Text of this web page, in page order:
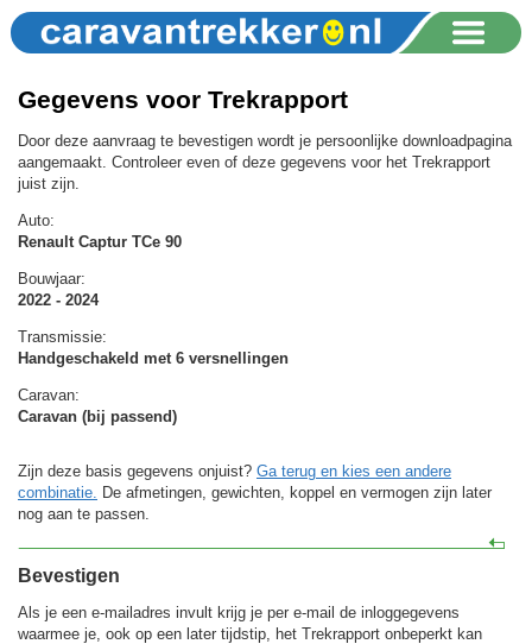
Gegevens voor Trekrapport
Door deze aanvraag te bevestigen wordt je persoonlijke downloadpagina
aangemaakt. Controleer even of deze gegevens voor het Trekrapport
juist zijn.
Auto:
Renault Captur TCe 90
Bouwjaar:
2022 - 2024
Transmissie:
Handgeschakeld met 6 versnellingen
Caravan:
Caravan (bij passend)
Zijn deze basis gegevens onjuist? Ga terug en kies een andere
combinatie. De afmetingen, gewichten, koppel en vermogen zijn later
nog aan te passen.
Bevestigen
Als je een e-mailadres invult krijg je per e-mail de inloggegevens
waarmee je, ook op een later tijdstip, het Trekrapport onbeperkt kan